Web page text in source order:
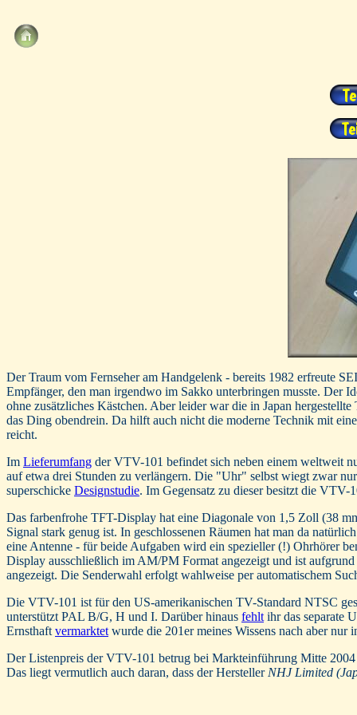
Der Traum vom Fernseher am Handgelenk - bereits 1982 erfreute
Empfänger, den man irgendwo im Sakko unterbringen musste. Der
ohne zusätzliches Kästchen. Aber leider war die in Japan
das Ding obendrein. Da hilft auch nicht die moderne Technik mit
reicht.
Im Lieferumfang der VTV-101 befindet sich neben einem weltweit
auf etwa drei Stunden zu verlängern. Die "Uhr" selbst wiegt zwar
superschicke Designstudie. Im Gegensatz zu dieser besitzt die
Das farbenfrohe TFT-Display hat eine Diagonale von 1,5 Zoll (38
Signal stark genug ist. In geschlossenen Räumen hat man da
eine Antenne - für beide Aufgaben wird ein spezieller (!) Ohrhörer
Display ausschließlich im AM/PM Format angezeigt und ist
angezeigt. Die Senderwahl erfolgt wahlweise per automatischem
Die VTV-101 ist für den US-amerikanischen TV-Standard NTSC
unterstützt PAL B/G, H und I. Darüber hinaus fehlt ihr das separate
Ernsthaft vermarktet wurde die 201er meines Wissens nach aber nur
Der Listenpreis der VTV-101 betrug bei Markteinführung Mitte
Das liegt vermutlich auch daran, dass der Hersteller NHJ Limited